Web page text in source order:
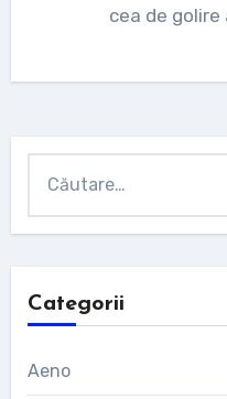
cea de
după:
Categorii
Aeno